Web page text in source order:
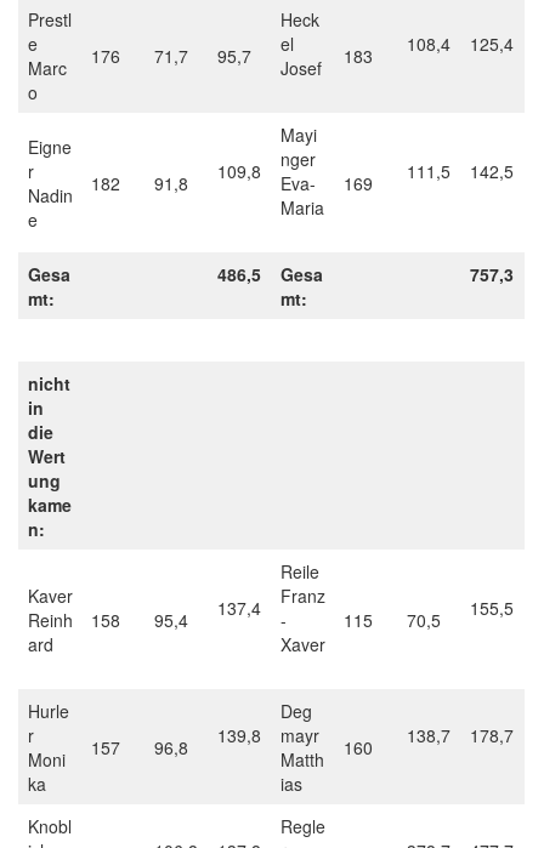
Prestl
e
Marc
o
176 71,7 95,7
Heck
el
Josef
183 108,4 125,4
Eigne
r
Nadin
e
182 91,8 109,8
Mayi
nger
Eva-
Maria
169 111,5 142,5
Gesa
mt:
486,5
Gesa
mt:
757,3
nicht
in
die
Wert
ung
kame
n:
Kaver
Reinh
ard
158 95,4 137,4
Reile
Franz
-
Xaver
115 70,5 155,5
Hurle
r
Moni
ka
157 96,8 139,8
Deg
mayr
Matth
ias
160 138,7 178,7
Knobl
Regle